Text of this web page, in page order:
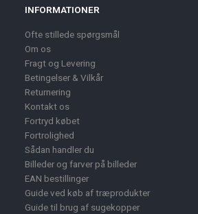
INFORMATIONER
Ofte stillede spørgsmål
Om os
Fragt og Levering
Betingelser & Vilkår
Returnering
Kontakt os
Fortryd købet
Fortrolighed
Sådan handler du
Billeder og farver på billeder
EAN bestillinger
Guide ved køb af træprodukter
Guide til brug af sugekopper